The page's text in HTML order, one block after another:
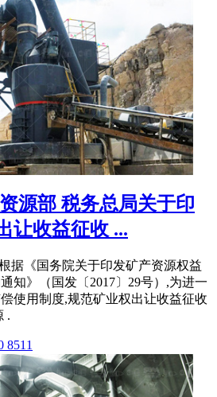
源部 税务总局关于印
让收益征收 ...
据《国务院关于印发矿产资源权益
知》（国发〔2017〕29号）,为进一
使用制度,规范矿业权出让收益征收
.
8511